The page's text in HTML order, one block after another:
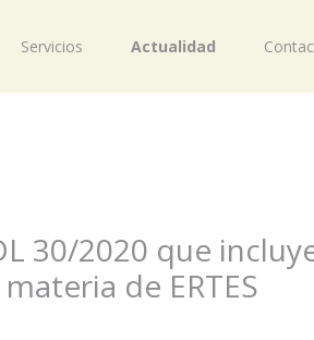
Servicios Actualidad
30/2020 que
de ERTES